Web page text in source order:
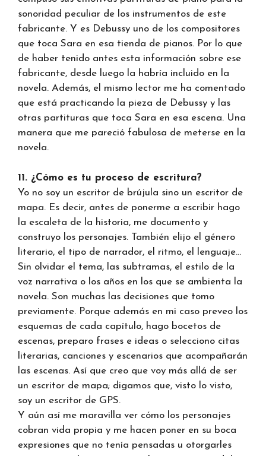
sonoridad peculiar de los instrumentos de este
fabricante. Y es Debussy uno de los compositores
que toca Sara en esa tienda de pianos. Por lo que
de haber tenido antes esta información sobre ese
fabricante, desde luego la habría incluido en la
novela. Además, el mismo lector me ha comentado
que está practicando la pieza de Debussy y las
otras partituras que toca Sara en esa escena. Una
manera que me pareció fabulosa de meterse en la
novela.
11. ¿Cómo es tu proceso de escritura?
Yo no soy un escritor de brújula sino un escritor de
mapa. Es decir, antes de ponerme a escribir hago
la escaleta de la historia, me documento y
construyo los personajes. También elijo el género
literario, el tipo de narrador, el ritmo, el lenguaje…
Sin olvidar el tema, las subtramas, el estilo de la
voz narrativa o los años en los que se ambienta la
novela. Son muchas las decisiones que tomo
previamente. Porque además en mi caso preveo los
esquemas de cada capítulo, hago bocetos de
escenas, preparo frases e ideas o selecciono citas
literarias, canciones y escenarios que acompañarán
las escenas. Así que creo que voy más allá de ser
un escritor de mapa; digamos que, visto lo visto,
soy un escritor de GPS.
Y aún así me maravilla ver cómo los personajes
cobran vida propia y me hacen poner en su boca
expresiones que no tenía pensadas u otorgarles